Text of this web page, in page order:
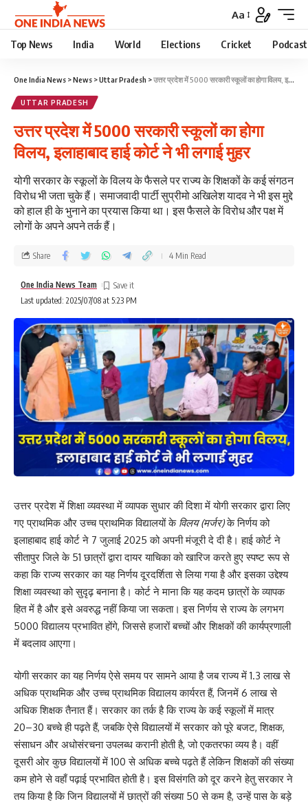
Aa
Top News India World Elections Cricket Podcast
One India News >News >Uttar Pradesh >उत्तर प्रदेश में 5000 सरकारी स्कूलों का होगा विलय, इलाहाबाद हाई कोर्ट ने भी लगाई मुहर
UTTAR PRADESH
उत्तर प्रदेश में 5000 सरकारी स्कूलों का होगा
विलय, इलाहाबाद हाई कोर्ट ने भी लगाई मुहर
योगी सरकार के स्कूलों के विलय के फैसले पर राज्य के शिक्षकों के कई संगठन
विरोध भी जता चुके हैं। समाजवादी पार्टी सुप्रीमो अखिलेश यादव ने भी इस मुद्दे
को हाल ही के भुनाने का प्रयास किया था। इस फैसले के विरोध और पक्ष में
लोगों के अपने अपने तर्क हैं।
Last updated: 2025/07/08 at 5:23 PM
One India News Team
Share 4 Min Read
उत्तर प्रदेश में शिक्षा व्यवस्था में व्यापक सुधार की दिशा में योगी सरकार द्वारा लिए
गए प्राथमिक और उच्च प्राथमिक विद्यालयों के विलय (मर्जर)के निर्णय को
इलाहाबाद हाई कोर्ट ने 7 जुलाई 2025 को अपनी मंजूरी दे दी है। हाई कोर्ट ने
सीतापुर जिले के 51 छात्रों द्वारा दायर याचिका को खारिज करते हुए स्पष्ट रूप से
कहा कि राज्य सरकार का यह निर्णय दूरदर्शिता से लिया गया है और इसका उद्देश्य
शिक्षा व्यवस्था को सुदृढ़ बनाना है। कोर्ट ने माना कि यह कदम छात्रों के व्यापक
हित में है और इसे अवरुद्ध नहीं किया जा सकता। इस निर्णय से राज्य के लगभग
5000 विद्यालय प्रभावित होंगे, जिससे हजारों बच्चों और शिक्षकों की कार्यप्रणाली
में बदलाव आएगा।
योगी सरकार का यह निर्णय ऐसे समय पर सामने आया है जब राज्य में 1.3 लाख से
अधिक प्राथमिक और उच्च प्राथमिक विद्यालय कार्यरत हैं, जिनमें 6 लाख से
अधिक शिक्षक तैनात हैं। सरकार का तर्क है कि राज्य के कई स्कूलों में मात्र
20–30 बच्चे ही पढ़ते हैं, जबकि ऐसे विद्यालयों में सरकार को पूरे बजट, शिक्षक,
संसाधन और अधोसंरचना उपलब्ध करानी होती है, जो एकतरफा व्यय है। वहीं
दूसरी ओर कुछ विद्यालयों में 100 से अधिक बच्चे पढ़ते हैं लेकिन शिक्षकों की संख्या
कम होने से वहाँ पढ़ाई प्रभावित होती है। इस विसंगति को दूर करने हेतु सरकार ने
तय किया है कि जिन विद्यालयों में छात्रों की संख्या 50 से कम है, उन्हें पास के बड़े